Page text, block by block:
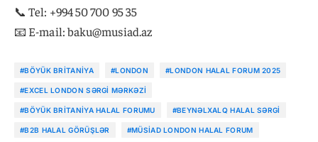
📞 Tel: +994 50 700 95 35
📧 E-mail:baku@musiad.az
#BÖYÜK BRITANIYA #LONDON #LONDON HALAL FORUM 2025
#EXCEL LONDON SƏRGI MƏRKƏZI
#BÖYÜK BRITANIYA HALAL FORUMU #BEYNƏLXALQ HALAL SƏRGI
#B2B HALAL GÖRÜŞLƏR #MÜSİAD LONDON HALAL FORUM